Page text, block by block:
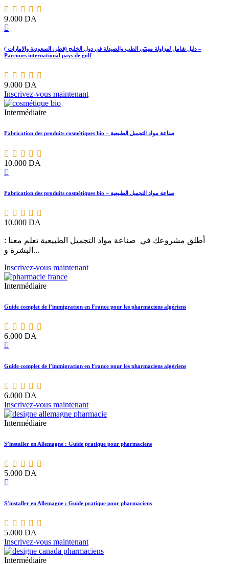
9.000 DA
دليل شامل لمزاولة مهنتَي الطب والصيدلة في دول الخليج (قطر، السعودية والامارات ) –
Parcours international pays de golf
9.000 DA
Inscrivez-vous maintenant
Intermédiaire
Fabrication des produits cosmétiques bio – صناعة مواد التجميل الطبيعية
10.000 DA
Fabrication des produits cosmétiques bio – صناعة مواد التجميل الطبيعية
10.000 DA
أطلق مشروعك في صناعة مواد التجميل الطبيعية تعلم معنا :
البشرة و...
Inscrivez-vous maintenant
Intermédiaire
Guide complet de l’immigration en France pour les pharmaciens algériens
6.000 DA
Guide complet de l’immigration en France pour les pharmaciens algériens
6.000 DA
Inscrivez-vous maintenant
Intermédiaire
S’installer en Allemagne : Guide pratique pour pharmaciens
5.000 DA
S’installer en Allemagne : Guide pratique pour pharmaciens
5.000 DA
Inscrivez-vous maintenant
Intermédiaire